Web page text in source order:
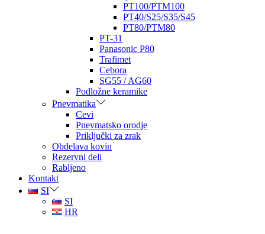
PT100/PTM100
PT40/S25/S35/S45
PT80/PTM80
PT-31
Panasonic P80
Trafimet
Cebora
SG55 / AG60
Podložne keramike
Pnevmatika
Cevi
Pnevmatsko orodje
Priključki za zrak
Obdelava kovin
Rezervni deli
Rabljeno
Kontakt
SI
SI
HR